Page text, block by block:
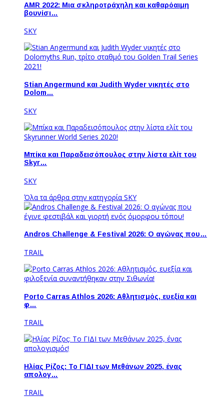
AMR 2022: Μια σκληροτράχηλη και καθαρόαιμη
βουνίσι…
SKY
Stian Angermund και Judith Wyder νικητές στο
Dolom…
SKY
Μπίκα και Παραδεισόπουλος στην λίστα ελίτ του
Skyr…
SKY
Όλα τα άρθρα στην κατηγορία SKY
Andros Challenge & Festival 2026: O αγώνας που…
TRAIL
Porto Carras Athlos 2026: Aθλητισμός, ευεξία και
φ…
TRAIL
Ηλίας Ρίζος: Το ΓΙΔΙ των Μεθάνων 2025, ένας
απολογ…
TRAIL